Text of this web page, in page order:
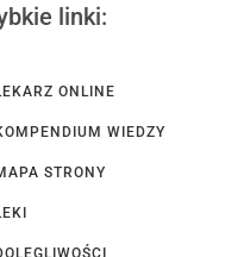
linki:
ONLINE
WIEDZY
STRONY